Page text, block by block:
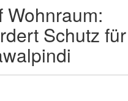
Wohnraum:
Schutz